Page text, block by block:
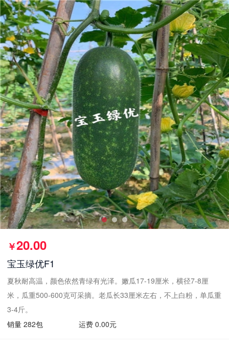
￥20.00
宝玉绿优F1
夏秋耐高温，颜色依然青绿有光泽。嫩瓜17-19厘米，横径7-8厘
米，瓜重500-600克可采摘。老瓜长33厘米左右，不上白粉，单瓜重
3-4斤。
销量 282包 运费 0.00元